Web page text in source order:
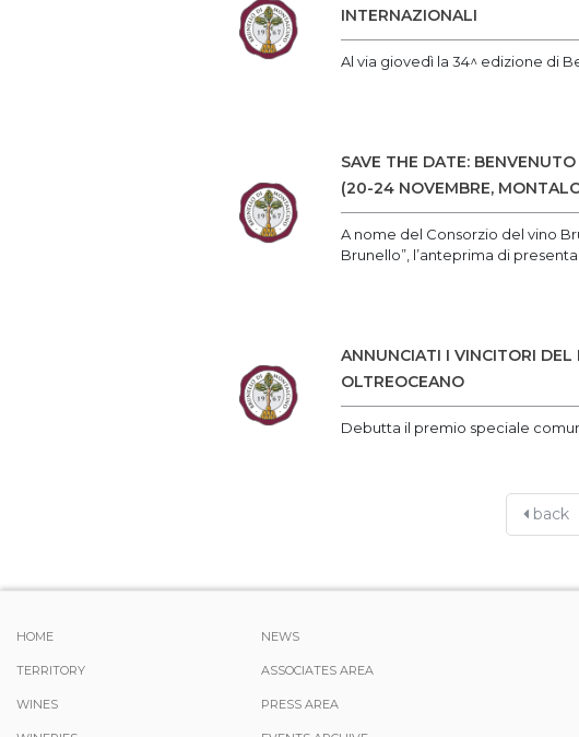
INTERNAZIONALI
Al via giovedì la 34^ edizione di
SAVE THE DATE:
(20-24 NOVEMBRE,
A nome del Consorzio del vino
Brunello”, l’anteprima di
ANNUNCIATI I VINCITORI DEL
OLTREOCEANO
Debutta il premio speciale
back
HOME
TERRITORY
WINES
NEWS
ASSOCIATES AREA
PRESS AREA